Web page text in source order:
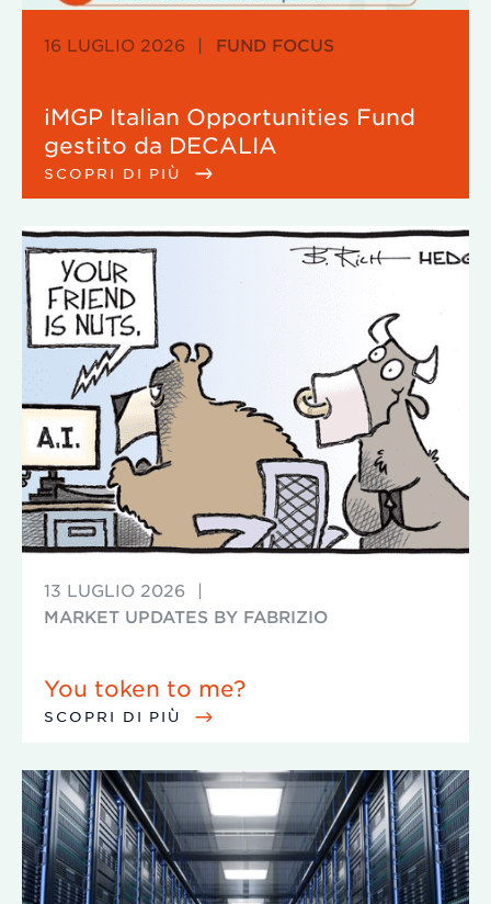
16 LUGLIO 2026 | FUND FOCUS
iMGP Italian Opportunities Fund
gestito da DECALIA
SCOPRI DI PIÙ
13 LUGLIO 2026
|
MARKET UPDATES BY FABRIZIO
You token to me?
SCOPRI DI PIÙ